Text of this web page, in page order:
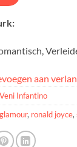
aan
Veni Infantino
glamour, ronald joyce,